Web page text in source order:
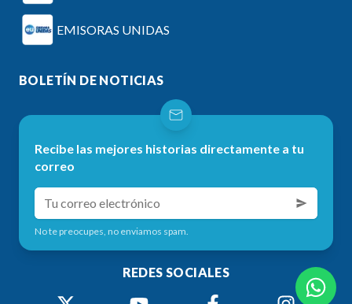
EMISORAS UNIDAS
BOLETÍN DE NOTICIAS
Recibe las mejores historias directamente a tu
correo
No te preocupes, no enviamos spam.
REDES SOCIALES